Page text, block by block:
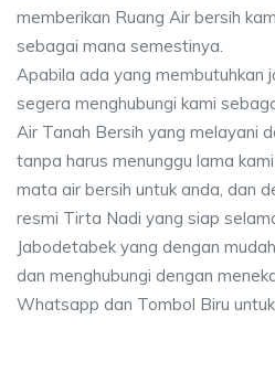
memberikan Ruang Air bersih
sebagai mana semestinya.
Apabila ada yang
segera menghubungi kami
Air Tanah Bersih yang melayani
tanpa harus menunggu lama
mata air bersih untuk anda, dan
resmi Tirta Nadi yang siap
Jabodetabek yang dengan
dan menghubungi dengan
Whatsapp dan Tombol Biru